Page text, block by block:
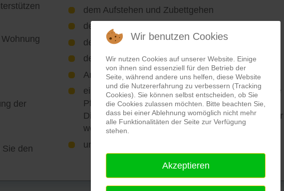
der
den
dem Aufstehen und Zubettgehen
dem An- und Auskleiden
der Körperpflege
dem Essen und Trinken
Arzt- oder Therapiebesuchen
einer stundenweisen Betreuung (auch
Pflegeversicherungsgesetz.
Diese Leistung kann auch bei Nichtvorliegen
werden)
und mehr (bitte kontaktieren Sie den MSD)
Wir benutzen Cookies
Wir nutzen Cookies auf unserer Website. Einige
von ihnen sind essenziell für den Betrieb der
Seite, während andere uns helfen, diese Website
und die Nutzererfahrung zu verbessern (Tracking
Cookies). Sie können selbst entscheiden, ob Sie
die Cookies zulassen möchten. Bitte beachten Sie,
dass bei einer Ablehnung womöglich nicht mehr
alle Funktionalitäten der Seite zur Verfügung
stehen.
Akzeptieren